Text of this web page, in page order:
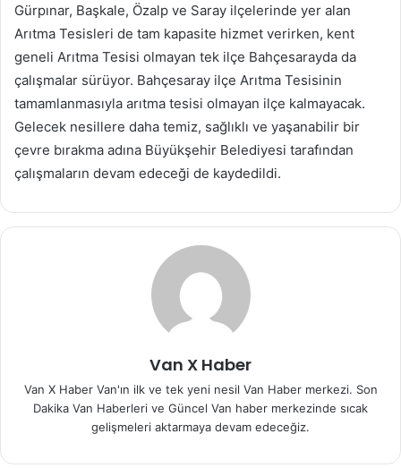
Gürpınar, Başkale, Özalp ve Saray ilçelerinde yer alan
Arıtma Tesisleri de tam kapasite hizmet verirken, kent
geneli Arıtma Tesisi olmayan tek ilçe Bahçesarayda da
çalışmalar sürüyor. Bahçesaray ilçe Arıtma Tesisinin
tamamlanmasıyla arıtma tesisi olmayan ilçe kalmayacak.
Gelecek nesillere daha temiz, sağlıklı ve yaşanabilir bir
çevre bırakma adına Büyükşehir Belediyesi tarafından
çalışmaların devam edeceği de kaydedildi.
Van X Haber
Van X Haber Van'ın ilk ve tek yeni nesil Van Haber merkezi. Son
Dakika Van Haberleri ve Güncel Van haber merkezinde sıcak
gelişmeleri aktarmaya devam edeceğiz.